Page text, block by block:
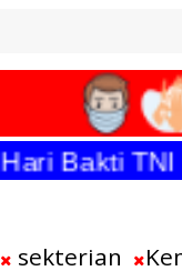
Bakti TNI
sekterian